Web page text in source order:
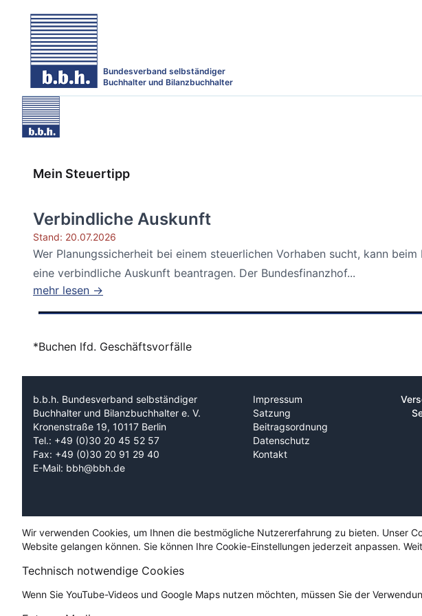
Bundesverband selbständiger
Buchhalter und Bilanzbuchhalter
Mein Steuertipp
Verbindliche Auskunft
Stand: 20.07.2026
Wer Planungssicherheit bei einem steuerlichen Vorhaben sucht, kann beim
eine verbindliche Auskunft beantragen. Der Bundesfinanzhof...
mehr lesen →
*Buchen lfd. Geschäftsvorfälle
b.b.h. Bundesverband selbständiger
Buchhalter und Bilanzbuchhalter e. V.
Kronenstraße 19, 10117 Berlin
Tel.: +49 (0)30 20 45 52 57
Fax: +49 (0)30 20 91 29 40
E-Mail: bbh@bbh.de
Impressum
Satzung
Beitragsordnung
Datenschutz
Kontakt
Wir verwenden Cookies, um Ihnen die bestmögliche Nutzererfahrung zu bieten. Unser
Website gelangen können. Sie können Ihre Cookie-Einstellungen jederzeit anpassen.
Technisch notwendige Cookies
Wenn Sie YouTube-Videos und Google Maps nutzen möchten, müssen Sie der